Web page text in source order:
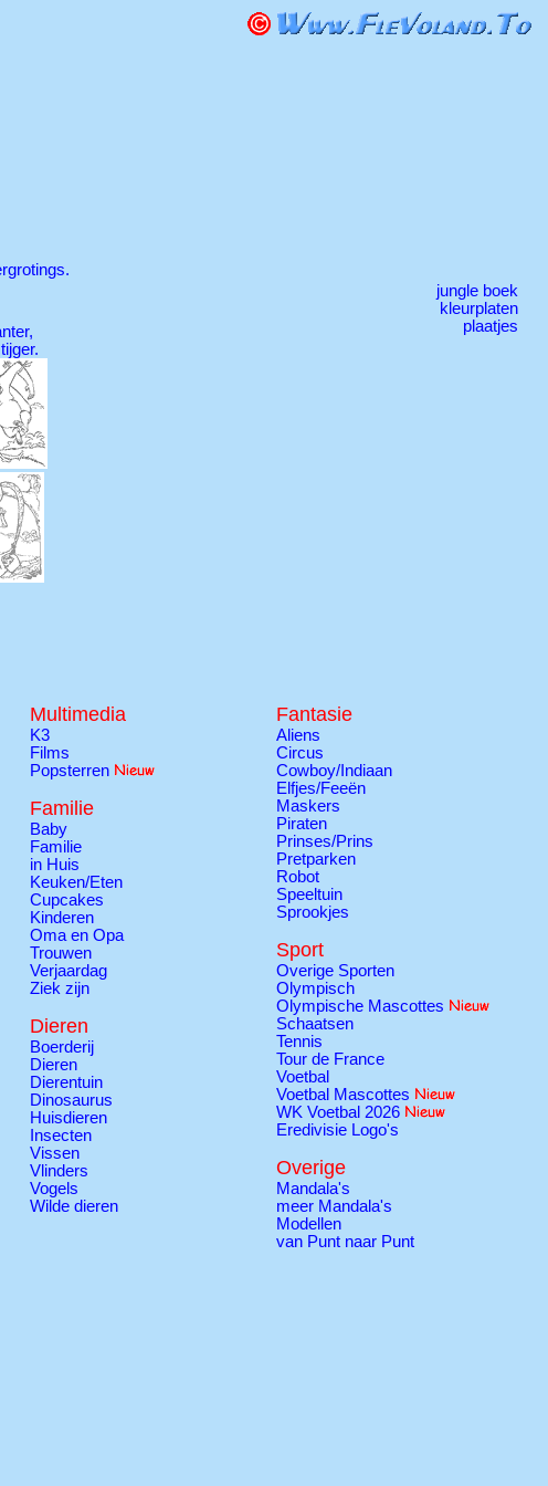
jungle boek
kleurplaten
plaatjes
Multimedia
K3
Films
Popsterren
Familie
Baby
Familie
in Huis
Keuken/Eten
Cupcakes
Kinderen
Oma en Opa
Trouwen
Verjaardag
Ziek zijn
Dieren
Boerderij
Dieren
Dierentuin
Dinosaurus
Huisdieren
Insecten
Vissen
Vlinders
Vogels
Wilde dieren
Fantasie
Aliens
Circus
Cowboy/Indiaan
Elfjes/Feeën
Maskers
Piraten
Prinses/Prins
Pretparken
Robot
Speeltuin
Sprookjes
Sport
Overige Sporten
Olympisch
Olympische Mascottes
Schaatsen
Tennis
Tour de France
Voetbal
Voetbal Mascottes
WK Voetbal 2026
Eredivisie Logo's
Overige
Mandala's
meer Mandala's
Modellen
van Punt naar Punt